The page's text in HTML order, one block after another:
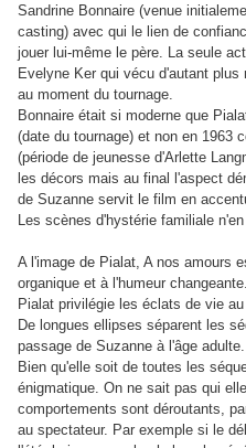
Sandrine Bonnaire (venue
casting) avec qui le lien de
jouer lui-même le père. La seule
Evelyne Ker qui vécu d'autant
au moment du tournage.
Bonnaire était si moderne que
(date du tournage) et non en 1963
(période de jeunesse d'Arlette
les décors mais au final l'aspect
de Suzanne servit le film en
Les scènes d'hystérie familiale
A l'image de Pialat, A nos amours
organique et à l'humeur
Pialat privilégie les éclats de vie
De longues ellipses séparent les
passage de Suzanne à l'âge adulte.
Bien qu'elle soit de toutes les
énigmatique. On ne sait pas qui
comportements sont déroutants,
au spectateur. Par exemple si le